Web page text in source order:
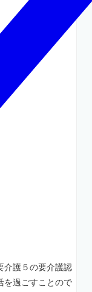
護５の要介護認
を過ごすことので